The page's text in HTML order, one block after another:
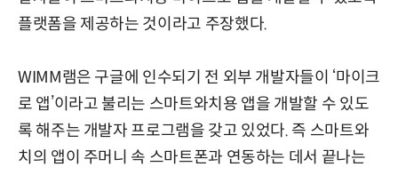
플랫폼을 제공하는 것이라고 주장했다.
WIMM램은 구글에 인수되기 전 외부 개발자들이 ‘마이크
로 앱’이라고 불리는 스마트와치용 앱을 개발할 수 있도
록 해주는 개발자 프로그램을 갖고 있었다. 즉 스마트와
치의 앱이 주머니 속 스마트폰과 연동하는 데서 끝나는